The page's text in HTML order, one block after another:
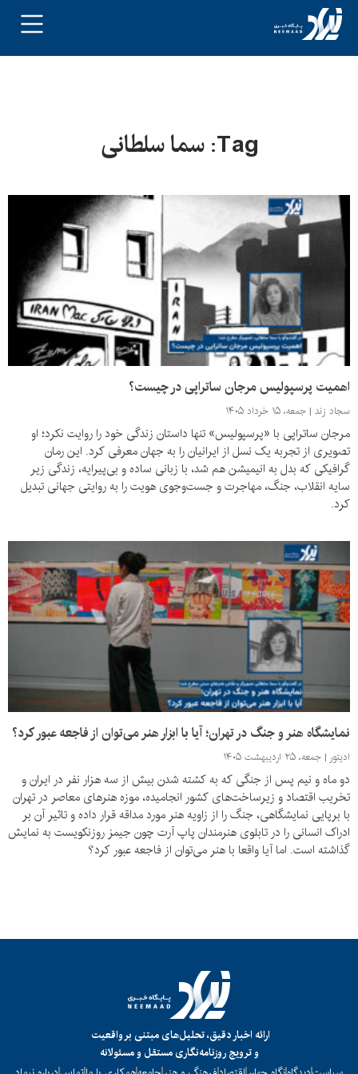
Tag: سما سلطانی
اهمیت پرسپولیس مرجان ساتراپی در چیست؟
سجاد زند جمعه، ۱۵ خرداد ۱۴۰۵
مرجان ساتراپی با «پرسپولیس» تنها داستان زندگی خود را روایت نکرد؛ او
تصویری از تجربه یک نسل از ایرانیان را به جهان معرفی کرد. این رمان
گرافیکی که بدل به انیمیشن هم شد، با زبانی ساده و بی‌پیرایه، زندگی زیر
سایه انقلاب، جنگ، مهاجرت و جست‌وجوی هویت را به روایتی جهانی تبدیل
کرد.
نمایشگاه هنر و جنگ در تهران؛ آیا با ابزار هنر می‌توان از فاجعه عبور کرد؟
ادیتور جمعه، ۲۵ اردیبهشت ۱۴۰۵
دو ماه و نیم پس از جنگی که به کشته شدن بیش از سه هزار نفر در ایران و
تخریب اقتصاد و زیرساخت‌های کشور انجامیده، موزه هنرهای معاصر در تهران
با برپایی نمایشگاهی، جنگ را از زاویه هنر مورد مداقه قرار داده و تاثیر آن بر
ادراک انسانی را در تابلوی هنرمندان پاپ آرت چون جیمز روزنکویست به نمایش
گذاشته است. اما آیا واقعا با هنر می‌توان از فاجعه عبور کرد؟
ارائه اخبار دقیق، تحلیل‌های مبتنی بر واقعیت
و ترویج روزنامه‌نگاری مستقل و مسئولانه